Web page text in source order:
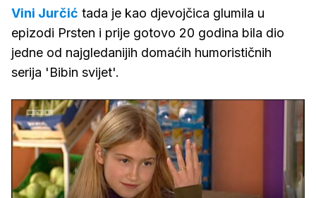
Vini Jurčić tada je kao djevojčica glumila u
epizodi Prsten i prije gotovo 20 godina bila dio
jedne od najgledanijih domaćih humorističnih
serija 'Bibin svijet'.